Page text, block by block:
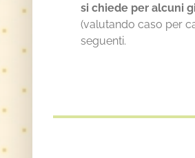
si chiede per alcuni
(valutando caso per
seguenti.